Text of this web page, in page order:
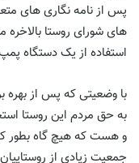
های شورای روستا
استفاده از یک دستگاه پمپ
با وضعیتی که پس از بهره
به حق مردم این روستا
و هست که هیچ گاه
جمعیت زیادی از